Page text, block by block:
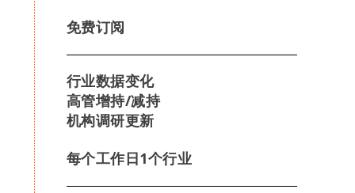
免费订阅
行业数据变化
高管增持/减持
机构调研更新
每个工作日1个行业